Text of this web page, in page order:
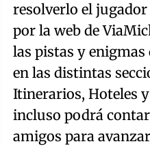
resolverlo el
por la web de
las pistas y enigmas
en las distintas
Itinerarios, Hoteles
incluso podrá
amigos para